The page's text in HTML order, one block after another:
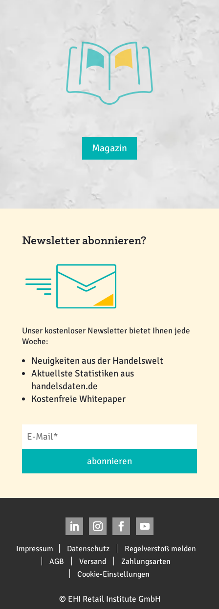
Magazin
Newsletter abonnieren?
Unser kostenloser Newsletter bietet Ihnen jede
Woche:
Neuigkeiten aus der Handelswelt
Aktuellste Statistiken aus
handelsdaten.de
Kostenfreie Whitepaper
abonnieren
Impressum Datenschutz
Regelverstoß melden
AGB
Versand
Zahlungsarten
Cookie-Einstellungen
© EHI Retail Institute GmbH